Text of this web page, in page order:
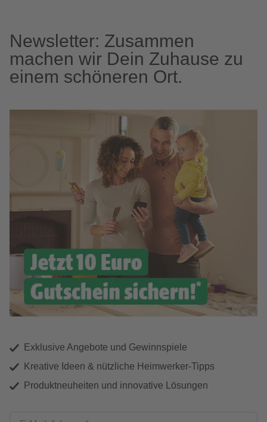
Newsletter: Zusammen
machen wir Dein Zuhause zu
einem schöneren Ort.
Exklusive Angebote und Gewinnspiele
Kreative Ideen & nützliche Heimwerker-Tipps
Produktneuheiten und innovative Lösungen